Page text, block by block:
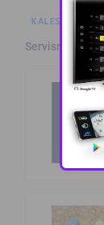
KALESIJSKE
Servisne